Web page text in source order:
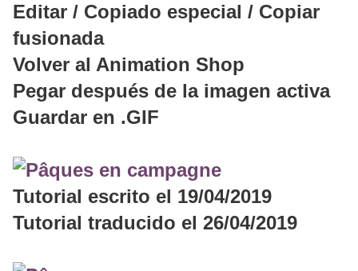
Editar / Copiado especial / Copiar
fusionada
Volver al Animation Shop
Pegar después de la imagen activa
Guardar en .GIF
Tutorial escrito el 19/04/2019
Tutorial traducido el 26/04/2019